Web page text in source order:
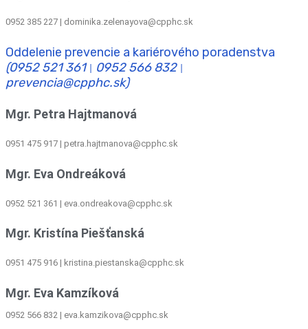
0952 385 227 | dominika.zelenayova@cpphc.sk
Oddelenie prevencie a kariérového poradenstva
(0952 521 361
0952 566 832
prevencia@cpphc.sk)
Mgr. Petra Hajtmanová
0951 475 917 | petra.hajtmanova@cpphc.sk
Mgr. Eva Ondreáková
0952 521 361 | eva.ondreakova@cpphc.sk
Mgr. Kristína Piešťanská
0951 475 916 | kristina.piestanska@cpphc.sk
Mgr. Eva Kamzíková
0952 566 832 | eva.kamzikova@cpphc.sk